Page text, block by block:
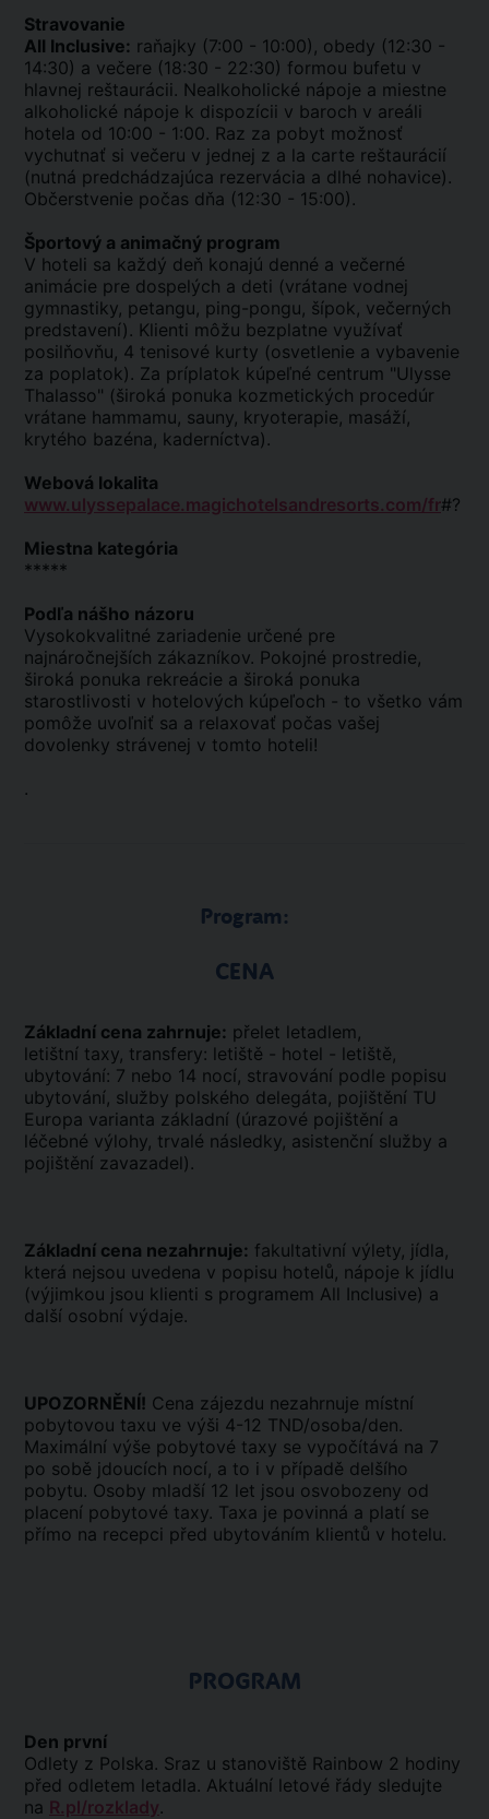
Stravovanie
All Inclusive: raňajky (7:00 - 10:00), obedy (12:30 -
14:30) a večere (18:30 - 22:30) formou bufetu v
hlavnej reštaurácii. Nealkoholické nápoje a miestne
alkoholické nápoje k dispozícii v baroch v areáli
hotela od 10:00 - 1:00. Raz za pobyt možnosť
vychutnať si večeru v jednej z a la carte reštaurácií
(nutná predchádzajúca rezervácia a dlhé nohavice).
Občerstvenie počas dňa (12:30 - 15:00).
Športový a animačný program
V hoteli sa každý deň konajú denné a večerné
animácie pre dospelých a deti (vrátane vodnej
gymnastiky, petangu, ping-pongu, šípok, večerných
predstavení). Klienti môžu bezplatne využívať
posilňovňu, 4 tenisové kurty (osvetlenie a vybavenie
za poplatok). Za príplatok kúpeľné centrum "Ulysse
Thalasso" (široká ponuka kozmetických procedúr
vrátane hammamu, sauny, kryoterapie, masáží,
krytého bazéna, kaderníctva).
Webová lokalita
www.ulyssepalace.magichotelsandresorts.com/fr#?
Miestna kategória
*****
Podľa nášho názoru
Vysokokvalitné zariadenie určené pre
najnáročnejších zákazníkov. Pokojné prostredie,
široká ponuka rekreácie a široká ponuka
starostlivosti v hotelových kúpeľoch - to všetko vám
pomôže uvoľniť sa a relaxovať počas vašej
dovolenky strávenej v tomto hoteli!
.
Program:
CENA
Základní cena zahrnuje: přelet letadlem,
letištní taxy, transfery: letiště - hotel - letiště,
ubytování: 7 nebo 14 nocí, stravování podle popisu
ubytování, služby polského delegáta, pojištění TU
Europa varianta základní (úrazové pojištění a
léčebné výlohy, trvalé následky, asistenční služby a
pojištění zavazadel).
Základní cena nezahrnuje: fakultativní výlety, jídla,
která nejsou uvedena v popisu hotelů, nápoje k jídlu
(výjimkou jsou klienti s programem All Inclusive) a
další osobní výdaje.
UPOZORNĚNÍ! Cena zájezdu nezahrnuje místní
pobytovou taxu ve výši 4-12 TND/osoba/den.
Maximální výše pobytové taxy se vypočítává na 7
po sobě jdoucích nocí, a to i v případě delšího
pobytu. Osoby mladší 12 let jsou osvobozeny od
placení pobytové taxy. Taxa je povinná a platí se
přímo na recepci před ubytováním klientů v hotelu.
PROGRAM
Den první
Odlety z Polska. Sraz u stanoviště Rainbow 2 hodiny
před odletem letadla. Aktuální letové řády sledujte
na R.pl/rozklady.